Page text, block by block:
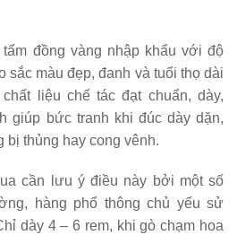
đồng vàng nhập khẩu với độ
sắc màu đẹp, đanh và tuổi thọ dài
liệu chế tác đạt chuẩn, dày,
giúp bức tranh khi đúc dày dặn,
bị thủng hay cong vênh.
cần lưu ý điều này bởi một số
hàng phổ thông chủ yếu sử
dày 4 – 6 rem, khi gò chạm hoa